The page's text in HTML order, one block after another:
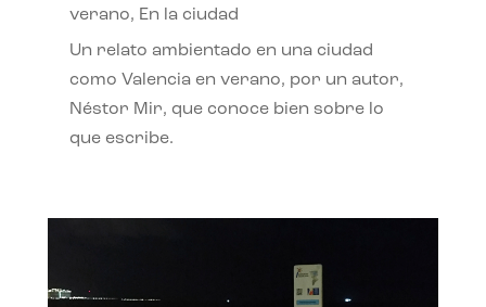
verano, En la ciudad
Un relato ambientado en una ciudad
como Valencia en verano, por un autor,
Néstor Mir, que conoce bien sobre lo
que escribe.